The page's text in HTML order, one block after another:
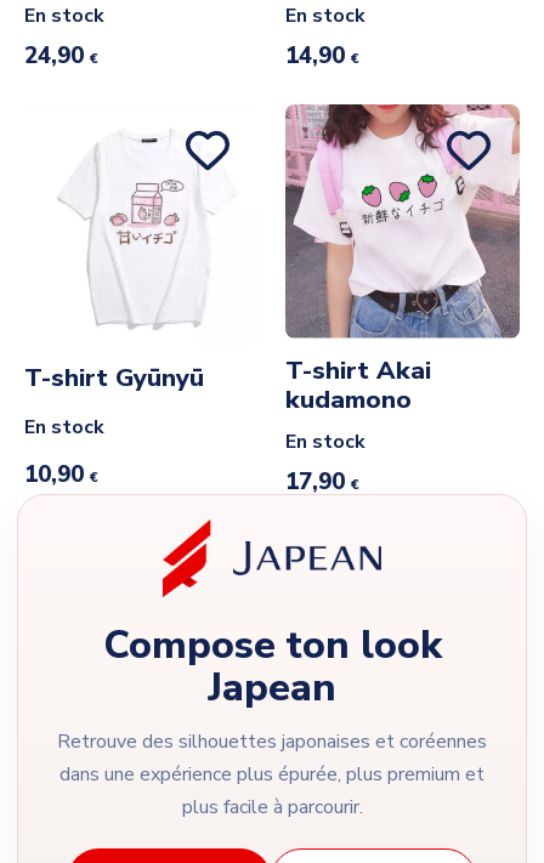
En stock
24,90 €
En stock
14,90 €
T-shirt Gyūnyū
En stock
10,90 €
T-shirt Akai
kudamono
En stock
17,90 €
Compose ton look
Japean
Retrouve des silhouettes japonaises et coréennes
dans une expérience plus épurée, plus premium et
plus facile à parcourir.